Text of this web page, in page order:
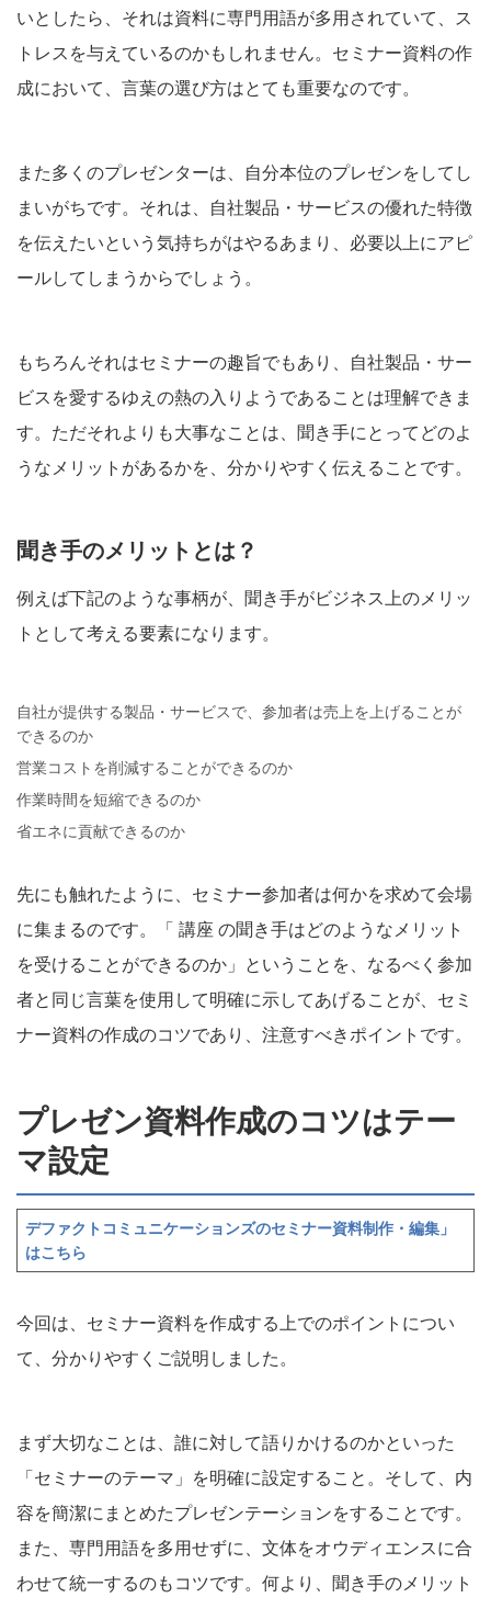
いとしたら、それは資料に専門用語が多用されていて、ス
トレスを与えているのかもしれません。セミナー資料の作
成において、言葉の選び方はとても重要なのです。
また多くのプレゼンターは、自分本位のプレゼンをしてし
まいがちです。それは、自社製品・サービスの優れた特徴
を伝えたいという気持ちがはやるあまり、必要以上にアピ
ールしてしまうからでしょう。
もちろんそれはセミナーの趣旨でもあり、自社製品・サー
ビスを愛するゆえの熱の入りようであることは理解できま
す。ただそれよりも大事なことは、聞き手にとってどのよ
うなメリットがあるかを、分かりやすく伝えることです。
聞き手のメリットとは？
例えば下記のような事柄が、聞き手がビジネス上のメリッ
トとして考える要素になります。
自社が提供する製品・サービスで、参加者は売上を上げることが
できるのか
営業コストを削減することができるのか
作業時間を短縮できるのか
省エネに貢献できるのか
先にも触れたように、セミナー参加者は何かを求めて会場
に集まるのです。「 講座 の聞き手はどのようなメリット
を受けることができるのか」ということを、なるべく参加
者と同じ言葉を使用して明確に示してあげることが、セミ
ナー資料の作成のコツであり、注意すべきポイントです。
プレゼン資料作成のコツはテー
マ設定
デファクトコミュニケーションズのセミナー資料制作・編集」
はこちら
今回は、セミナー資料を作成する上でのポイントについ
て、分かりやすくご説明しました。
まず大切なことは、誰に対して語りかけるのかといった
「セミナーのテーマ」を明確に設定すること。そして、内
容を簡潔にまとめたプレゼンテーションをすることです。
また、専門用語を多用せずに、文体をオウディエンスに合
わせて統一するのもコツです。何より、聞き手のメリット